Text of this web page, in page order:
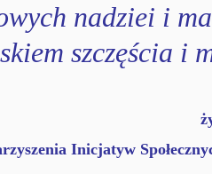
nadziei i
szczęścia i
Inicjatyw